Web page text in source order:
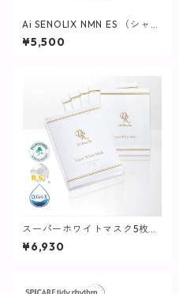
Ai SENOLIX NMN ES （シャン
プー）
¥5,500
スーパーホワイトマスク5枚入
【マスクパック】
¥6,930